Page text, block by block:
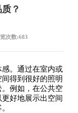
？
次数:683
。通过在室内或
得到很好的照明
例如，在公共空
好地展示出空间